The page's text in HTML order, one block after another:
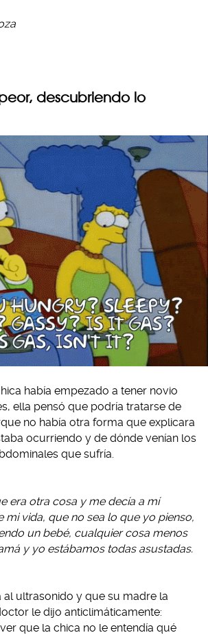
descubriendo lo
había empezado a tener novio
ella pensó que podría tratarse de
no había otra forma que explicara
ocurriendo y de dónde venían los
que sufría.
era otra cosa y me decía a mí
mi vida, que no sea lo que yo pienso,
un bebé, cualquier cosa menos
y yo estábamos todas asustadas.
al ultrasonido y que su madre la
le dijo anticlimáticamente:
ver que la chica no le entendía qué